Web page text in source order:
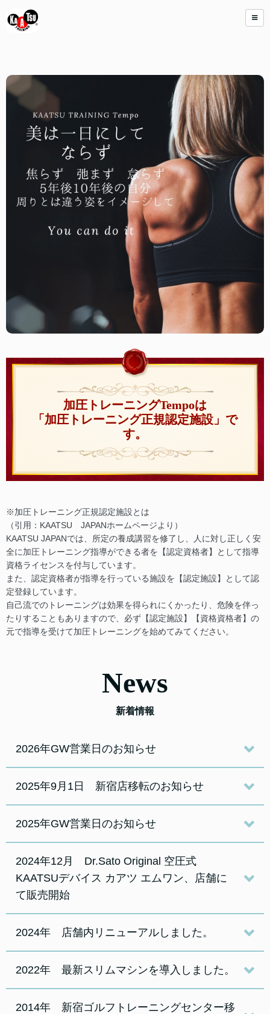
加圧トレーニングTempoは
「加圧トレーニング正規認定施設」で
す。
※加圧トレーニング正規認定施設とは
（引用：KAATSU JAPANホームページより）
KAATSU JAPANでは、所定の養成講習を修了し、人に対し正しく安
全に加圧トレーニング指導ができる者を【認定資格者】として指導
資格ライセンスを付与しています。
また、認定資格者が指導を行っている施設を【認定施設】として認
定登録しています。
自己流でのトレーニングは効果を得られにくかったり、危険を伴っ
たりすることもありますので、必ず【認定施設】【資格資格者】の
元で指導を受けて加圧トレーニングを始めてみてください。
News
新着情報
2026年GW営業日のお知らせ
2025年9月1日 新宿店移転のお知らせ
2025年GW営業日のお知らせ
2024年12月 Dr.Sato Original 空圧式
KAATSUデバイス カアツ エムワン、店舗に
て販売開始
2024年 店舗内リニューアルしました。
2022年 最新スリムマシンを導入しました。
2014年 新宿ゴルフトレーニングセンター移